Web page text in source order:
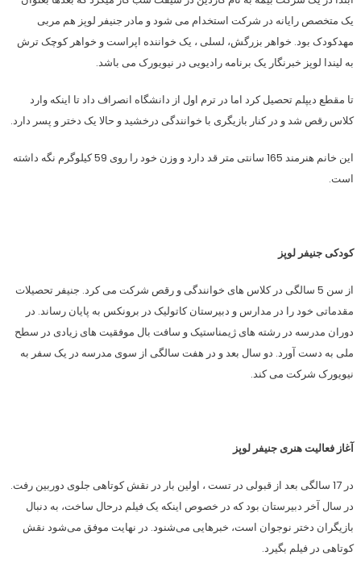
یک متخصص رایانه در شرکت استخدام می شود و مادر جنیفر لوپز هم مربی
مهدکودک بود. خواهر بزرگش، لسلی ، یک خواننده اپراست و خواهر کوچک ترش
به لیندا لوپز خبرنگار یک برنامه رادیویی در نیویورک می باشد.
تا مقطع دیپلم تحصیل کرد اما در ترم اول از دانشگاه انصراف داد تا اینکه وارد
کلاس رقص شد و در کنار بازیگری با خوانندگی درخشید و حالا یک دختر و پسر دارد.
این خانم هنرمند 165 سانتی متر قد دارد و وزن خود را روی 59 کیلوگرم نگه داشته
است.
کودکی جنیفر لوپز
از سن 5 سالگی در کلاس های خوانندگی و رقص شرکت می کرد. جنیفر تحصیلات
مقدماتی خود را در مدارس و دبیرستان کاتولیک در برونکس به پایان رساند. در
دوران مدرسه در رشته های ژیمناستیک و سافت بال موفقیت های زیادی در سطح
ملی به دست آورد. دو سال بعد و در هفت سالگی از سوی مدرسه در یک سفر به
نیویورک شرکت می کند.
آغاز فعالیت هنری جنیفر لوپز
در 17 سالگی بعد از قبولی در تست ، اولین بار در نقش کوتاهی جلوی دوربین رفت.
در سال آخر دبیرستان بود که در خصوص اینکه یک فیلم درحال ساخت، به دنبال
بازیگران دختر نوجوان است، خبرهایی می‌شنود. در نهایت موفق می‌شود نقش
کوتاهی در فیلم بگیرد.